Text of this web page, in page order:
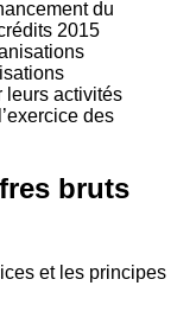
du
2015
leurs activités
des
bruts
et les principes